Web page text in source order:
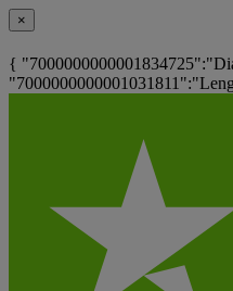
×
{